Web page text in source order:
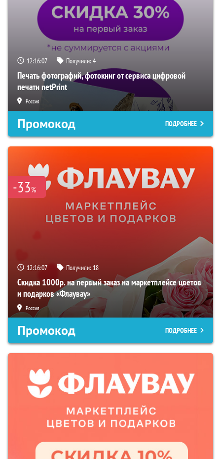
12:16:06 Получили:4
Печать фотографий, фотокниг от сервиса цифровой
печати netPrint
Россия
Промокод ПОДРОБНЕЕ
-33%
12:16:06 Получили: 18
Скидка 1000р. на первый заказ на маркетплейсе цветов
и подарков «Флаувау»
Россия
Промокод ПОДРОБНЕЕ